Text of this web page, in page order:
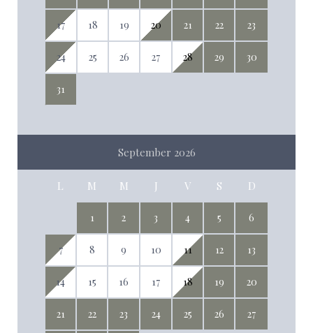
17 18 19 20 21 22 23
24 25 26 27 28 29 30
31
September 2026
L M M J V S D
1 2 3 4 5 6
7 8 9 10 11 12 13
14 15 16 17 18 19 20
21 22 23 24 25 26 27